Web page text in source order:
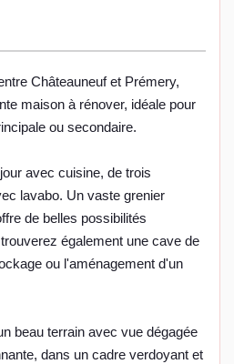
Châteauneuf et Prémery,
maison à rénover, idéale pour
ou secondaire.
avec cuisine, de trois
lavabo. Un vaste grenier
de belles possibilités
également une cave de
ou l'aménagement d'un
beau terrain avec vue dégagée
dans un cadre verdoyant et